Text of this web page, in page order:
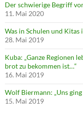
Der schwierige Begriff
11. Mai 2020
Was in Schulen und
28. Mai 2019
Kuba: „Ganze Regionen
brot zu bekommen ist…“
16. Mai 2019
Wolf Biermann: „Uns
15. Mai 2019